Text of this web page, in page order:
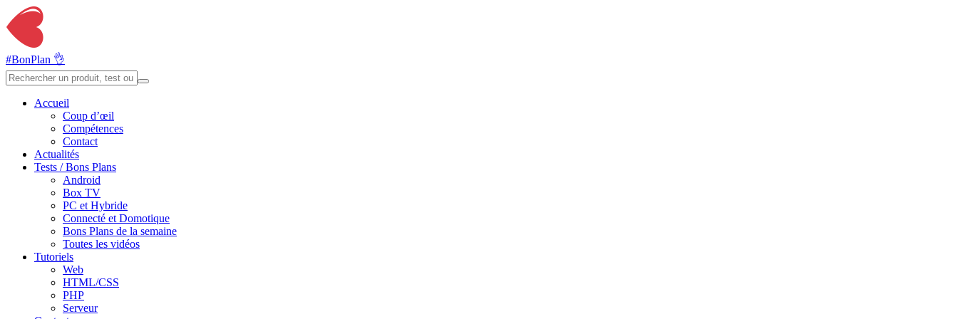
#BonPlan 👌
Accueil
Coup d’œil
Compétences
Contact
Actualités
Tests / Bons Plans
Android
Box TV
PC et Hybride
Connecté et Domotique
Bons Plans de la semaine
Toutes les vidéos
Tutoriels
Web
HTML/CSS
PHP
Serveur